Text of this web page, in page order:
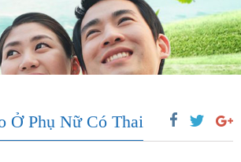
Ở Phụ Nữ Có Thai